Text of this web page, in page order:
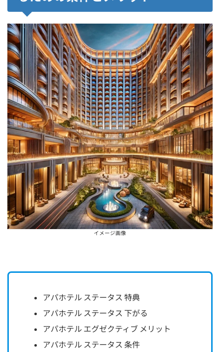
イメージ画像
アパホテル ステータス 特典
アパホテル ステータス 下がる
アパホテル エグゼクティブ メリット
アパホテル ステータス 条件